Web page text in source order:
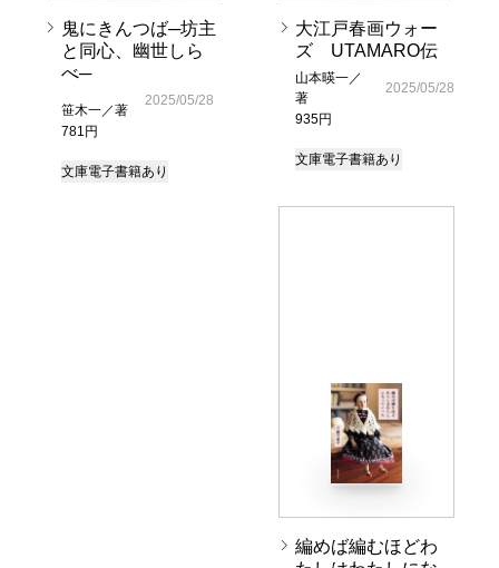
鬼にきんつば─坊主
と同心、幽世しら
べ─
笹木一／著
781円
2025/05/28
文庫電子書籍あり
大江戸春画ウォー
ズ UTAMARO伝
山本暎一／
著
935円
2025/05/28
文庫電子書籍あり
編めば編むほどわ